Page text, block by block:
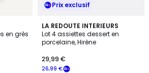
en grès
Prix exclusif
LA REDOUTE INTERIEURS
Lot 4 assiettes dessert en
porcelaine, Hirène
26,99 €
29,99 €
4,4
/ 5